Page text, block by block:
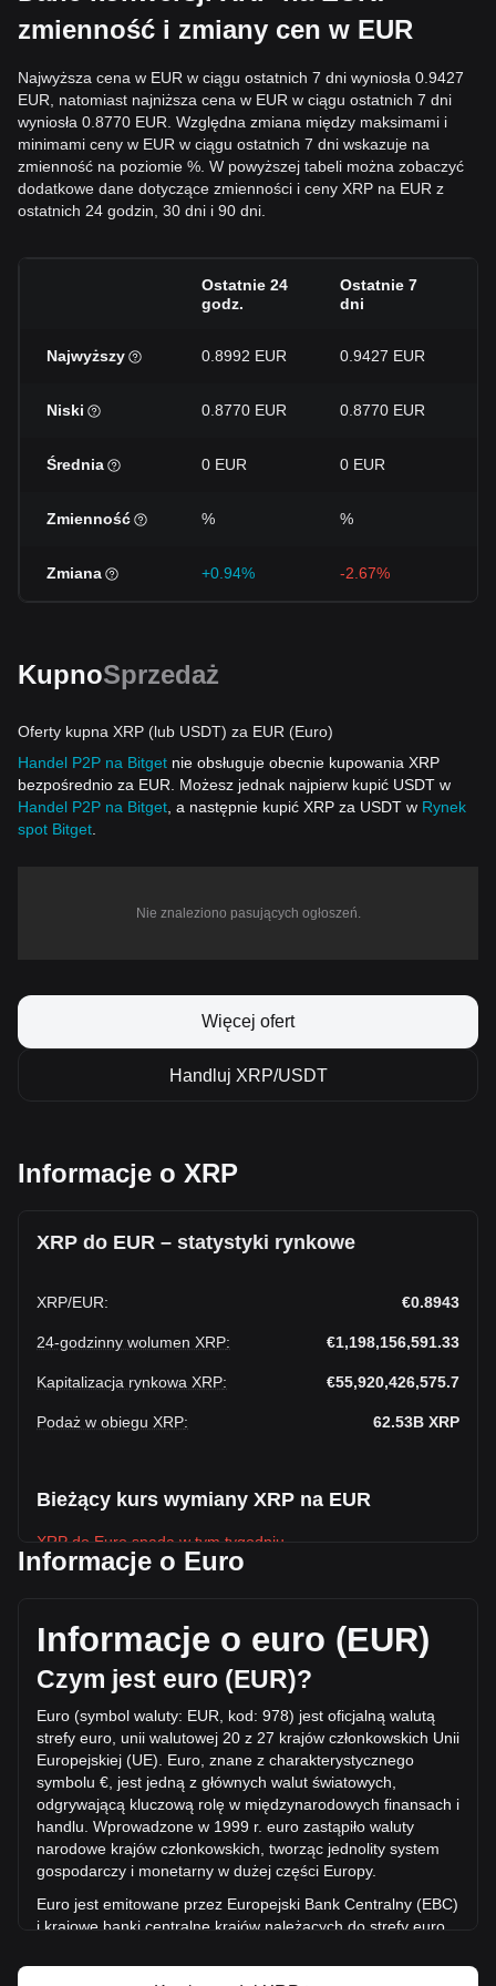
zmienność i zmiany cen w EUR
Najwyższa cena w EUR w ciągu ostatnich 7 dni wyniosła 0.9427
EUR, natomiast najniższa cena w EUR w ciągu ostatnich 7 dni
wyniosła 0.8770 EUR. Względna zmiana między maksimami i
minimami ceny w EUR w ciągu ostatnich 7 dni wskazuje na
zmienność na poziomie %. W powyższej tabeli można zobaczyć
dodatkowe dane dotyczące zmienności i ceny XRP na EUR z
ostatnich 24 godzin, 30 dni i 90 dni.
Ostatnie 24
godz.
Ostatnie 7
dni
Najwyższy 0.8992 EUR 0.9427 EUR
Niski 0.8770 EUR 0.8770 EUR
Średnia 0 EUR 0 EUR
Zmienność % %
Zmiana +0.94% -2.67%
KupnoSprzedaż
Oferty kupna XRP (lub USDT) za EUR (Euro)
Handel P2P na Bitget nie obsługuje obecnie kupowania XRP
bezpośrednio za EUR. Możesz jednak najpierw kupić USDT w
Handel P2P na Bitget , a następnie kupić XRP za USDT w Rynek
spot Bitget
Nie znaleziono pasujących ogłoszeń.
Więcej ofert
Handluj XRP/USDT
Informacje o XRP
XRP do EUR – statystyki rynkowe
XRP/EUR: €0.8943
24-godzinny wolumen XRP: €1,198,156,591.33
Kapitalizacja rynkowa XRP: €55,920,426,575.7
Podaż w obiegu XRP: 62.53B XRP
Bieżący kurs wymiany XRP na EUR
XRP do Euro spada w tym tygodniu.
Obecna cena rynkowa XRP wynosi €0.8943 na XRP, a
EUR w oparciu o podaż w obiegu 62,533,270,000 XRP. W
ciągu ostatnich 24 godzin wolumen obrotu XRP zmienił się o
-8.20% (€-107,023,458.94 EUR). W ostatni dzień handlu,
wolumen obrotu XRP wyniósł €1,305,180,050.27.
Więcej informacji o XRP na Bitget
Cena XRP
Prognoza ceny XRP
Czym jest XRP (XRP)?
Kalkulator zysków XRP
Informacje o Euro
Informacje o euro (EUR)
Czym jest euro (EUR)?
Euro (symbol waluty: EUR, kod: 978) jest oficjalną walutą
strefy euro, unii walutowej 20 z 27 krajów członkowskich Unii
Europejskiej (UE). Euro, znane z charakterystycznego
symbolu €, jest jedną z głównych walut światowych,
odgrywającą kluczową rolę w międzynarodowych finansach i
handlu. Wprowadzone w 1999 r. euro zastąpiło waluty
narodowe krajów członkowskich, tworząc jednolity system
gospodarczy i monetarny w dużej części Europy.
Euro jest emitowane przez Europejski Bank Centralny (EBC)
i krajowe banki centralne krajów należących do strefy euro.
odpowiedzialnym za politykę pieniężną strefy euro i